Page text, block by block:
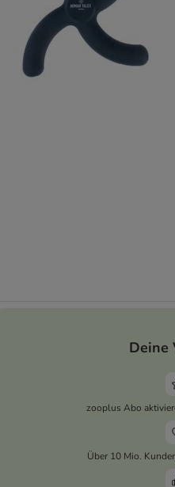
Deine
zooplus Abo
Über 10 Mio.